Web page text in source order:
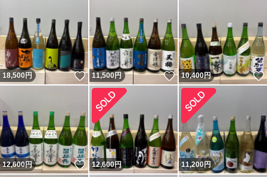
18,500円 いいね！
11,500円 いいね！
10,400円
12,600円 いいね！
12,600円 11,200円